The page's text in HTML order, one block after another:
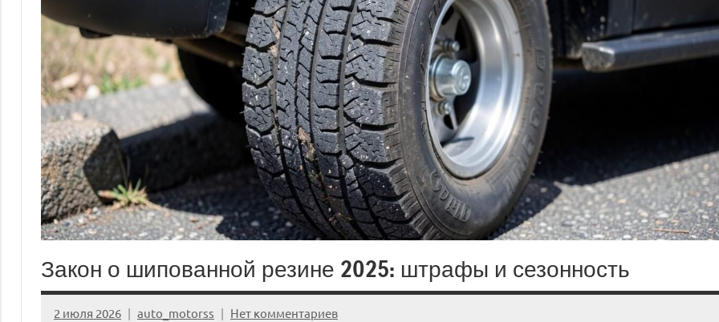
Закон о шипованной резине 2025: штрафы и сезонность
2 июля 2026 auto_motorss Нет комментариев